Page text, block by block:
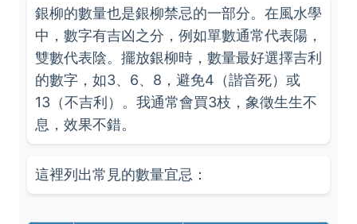
銀柳的數量也是銀柳禁忌的一部分。在風水學
中，數字有吉凶之分，例如單數通常代表陽，
雙數代表陰。擺放銀柳時，數量最好選擇吉利
的數字，如3、6、8，避免4（諧音死）或
13（不吉利）。我通常會買3枝，象徵生生不
息，效果不錯。
這裡列出常見的數量宜忌：